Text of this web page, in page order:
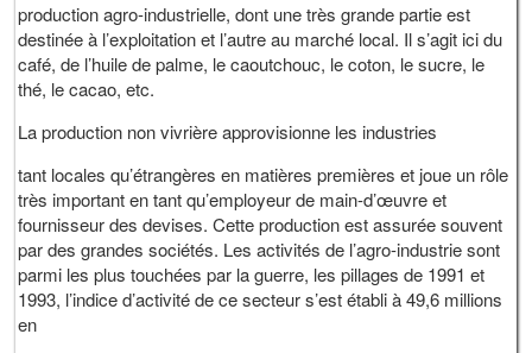
production agro-industrielle, dont une très grande partie est
destinée à l’exploitation et l’autre au marché local. Il s’agit ici du
café, de l’huile de palme, le caoutchouc, le coton, le sucre, le
thé, le cacao, etc.
La production non vivrière approvisionne les industries
tant locales qu’étrangères en matières premières et joue un rôle
très important en tant qu’employeur de main-d’œuvre et
fournisseur des devises. Cette production est assurée souvent
par des grandes sociétés. Les activités de l’agro-industrie sont
parmi les plus touchées par la guerre, les pillages de 1991 et
1993, l’indice d’activité de ce secteur s’est établi à 49,6 millions
en